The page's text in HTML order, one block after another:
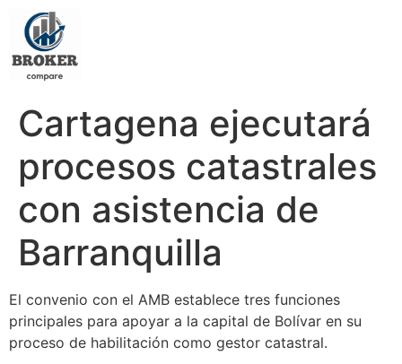
Cartagena ejecutará
procesos catastrales
con asistencia de
Barranquilla
El convenio con el AMB establece tres funciones
principales para apoyar a la capital de Bolívar en su
proceso de habilitación como gestor catastral.